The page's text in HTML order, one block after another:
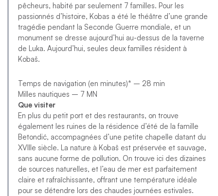
pêcheurs, habité par seulement 7 familles. Pour les
passionnés d’histoire, Kobas a été le théâtre d’une grande
tragédie pendant la Seconde Guerre mondiale, et un
monument se dresse aujourd’hui au-dessus de la taverne
de Luka. Aujourd’hui, seules deux familles résident à
Kobaš.
Temps de navigation (en minutes)* – 28 min
Milles nautiques – 7 MN
Que visiter
En plus du petit port et des restaurants, on trouve
également les ruines de la résidence d’été de la famille
Betondić, accompagnées d’une petite chapelle datant du
XVIIIe siècle. La nature à Kobaš est préservée et sauvage,
sans aucune forme de pollution. On trouve ici des dizaines
de sources naturelles, et l’eau de mer est parfaitement
claire et rafraîchissante, offrant une température idéale
pour se détendre lors des chaudes journées estivales.